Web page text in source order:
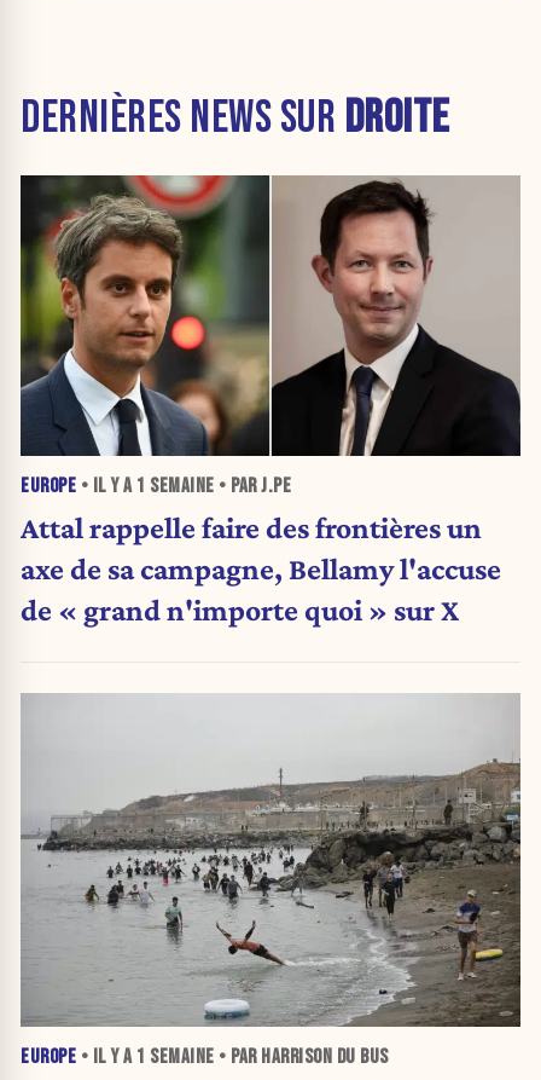
DERNIÈRES NEWS SUR DROITE
EUROPE • IL Y A 1 SEMAINE • PAR J.PE
Attal rappelle faire des frontières un
axe de sa campagne, Bellamy l'accuse
de « grand n'importe quoi » sur X
EUROPE • IL Y A 1 SEMAINE • PAR HARRISON DU BUS